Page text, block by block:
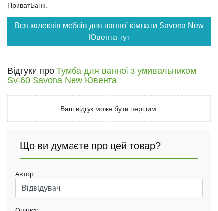
ПриватБанк.
Вся колекція меблів для ванної кімнати Savona New
Ювента тут
Відгуки про Тумба для ванної з умивальником
Sv-60 Savona New Ювента
Ваш відгук може бути першим.
Що ви думаєте про цей товар?
Автор: